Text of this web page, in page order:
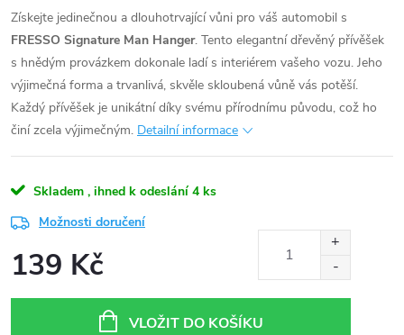
Získejte jedinečnou a dlouhotrvající vůni pro váš automobil s
FRESSO Signature Man Hanger. Tento elegantní dřevěný přívěšek
s hnědým provázkem dokonale ladí s interiérem vašeho vozu. Jeho
výjimečná forma a trvanlivá, skvěle skloubená vůně vás potěší.
Každý přívěšek je unikátní díky svému přírodnímu původu, což ho
činí zcela výjimečným. Detailní informace
Skladem , ihned k odeslání 4 ks
Možnosti doručení
139 Kč
VLOŽIT DO KOŠÍKU